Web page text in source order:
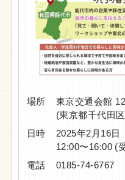
場所 東京交通会館
(東京都千代田
日時
2025年2月16日
12:00〜16:00 (
電話
0185-74-6767